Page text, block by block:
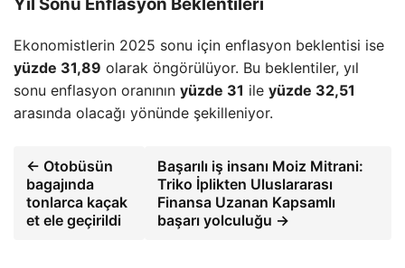
Yıl Sonu Enflasyon Beklentileri
Ekonomistlerin 2025 sonu için enflasyon beklentisi ise
yüzde 31,89 olarak öngörülüyor. Bu beklentiler, yıl
sonu enflasyon oranının yüzde 31 ile yüzde 32,51
arasında olacağı yönünde şekilleniyor.
← Otobüsün
bagajında
tonlarca kaçak
et ele geçirildi
Başarılı iş insanı Moiz Mitrani:
Triko İplikten Uluslararası
Finansa Uzanan Kapsamlı
başarı yolculuğu →